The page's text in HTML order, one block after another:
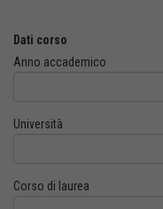
Dati corso
Anno accademico
Università
Corso di laurea